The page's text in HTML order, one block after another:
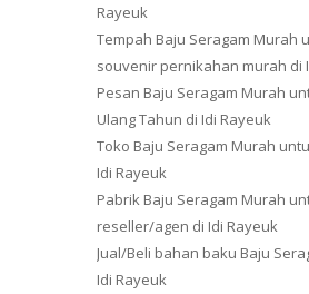
Rayeuk
Tempah Baju Seragam Murah
souvenir pernikahan murah di
Pesan Baju Seragam Murah
Ulang Tahun di Idi Rayeuk
Toko Baju Seragam Murah
Idi Rayeuk
Pabrik Baju Seragam Murah
reseller/agen di Idi Rayeuk
Jual/Beli bahan baku Baju
Idi Rayeuk